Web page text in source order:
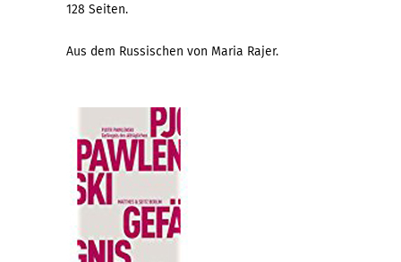
128 Seiten.
Aus dem Russischen von Maria Rajer.